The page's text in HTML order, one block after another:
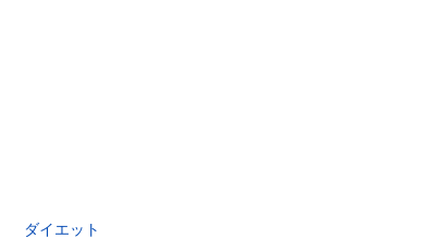
ダイエット